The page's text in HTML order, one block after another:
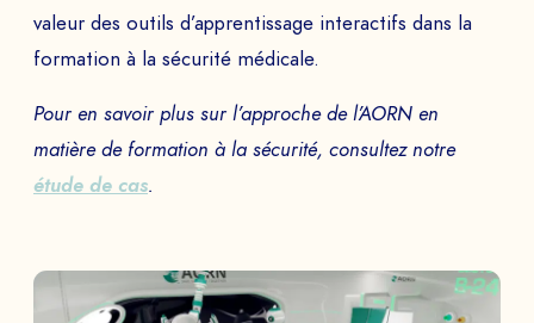
valeur des outils d’apprentissage interactifs dans la
formation à la sécurité médicale.
Pour en savoir plus sur l’approche de l’AORN en
matière de formation à la sécurité, consultez notre
étude de cas.
SOCIÉTÉ *